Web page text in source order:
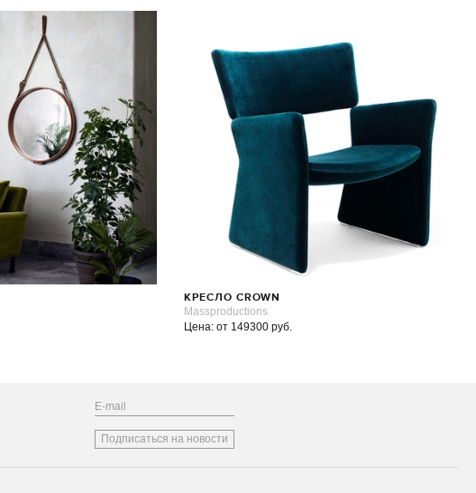
КРЕСЛО CROWN
Massproductions
Цена: от 149300 руб.
Подписаться на новости